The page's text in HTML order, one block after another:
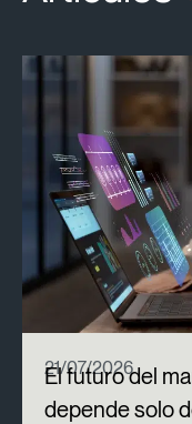
21/07/2026
El futuro del
depende solo